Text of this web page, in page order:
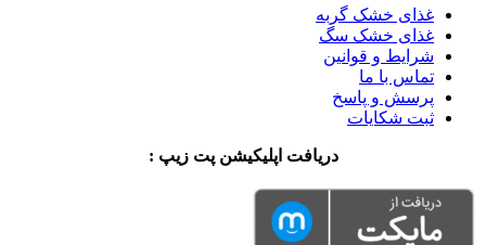
غذای خشک گربه
غذای خشک سگ
شرایط و قوانین
تماس با ما
پرسش و پاسخ
ثبت شکایات
دریافت اپلیکیشن پت زیپ :